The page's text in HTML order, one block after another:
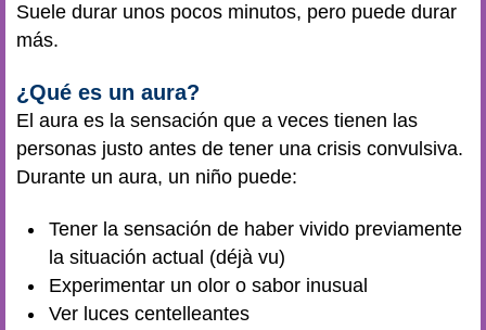
Suele durar unos pocos minutos, pero puede durar
más.
¿Qué es un aura?
El aura es la sensación que a veces tienen las
personas justo antes de tener una crisis convulsiva.
Durante un aura, un niño puede:
Tener la sensación de haber vivido previamente
la situación actual (déjà vu)
Experimentar un olor o sabor inusual
Ver luces centelleantes